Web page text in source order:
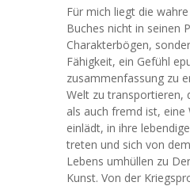
Für mich liegt die
Buches nicht in seinen
Charakterbögen,
Fähigkeit, ein Gefühl
zusammenfassung zu
Welt zu transportieren,
als auch fremd ist, eine
einlädt, in ihre
treten und sich von
Lebens umhüllen zu
Kunst. Von der